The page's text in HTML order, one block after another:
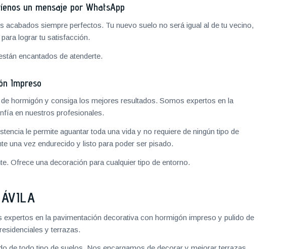
un mensaje por WhatsApp
siempre perfectos. Tu nuevo suelo no será igual al de tu vecino,
lograr tu satisfacción.
encantados de atenderte.
Impreso
hormigón y consiga los mejores resultados. Somos expertos en la
en nuestros profesionales.
le permite aguantar toda una vida y no requiere de ningún tipo de
una vez endurecido y listo para poder ser pisado.
Ofrece una decoración para cualquier tipo de entorno.
en la pavimentación decorativa con hormigón impreso y pulido de
y terrazas.